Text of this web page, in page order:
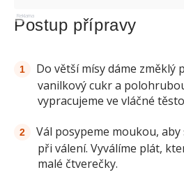
Reklama
Postup přípravy
Do větší mísy dáme
vanilkový cukr a
vypracujeme ve vláčné
Vál posypeme moukou,
při válení. Vyválíme plát,
malé čtverečky.